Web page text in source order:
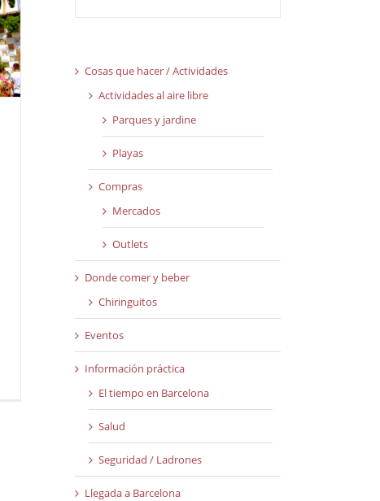
Cosas que hacer / Actividades
Actividades al aire libre
Parques y jardine
Playas
Compras
Mercados
Outlets
Donde comer y beber
Chiringuitos
Eventos
Información práctica
El tiempo en Barcelona
Salud
Seguridad / Ladrones
Llegada a Barcelona